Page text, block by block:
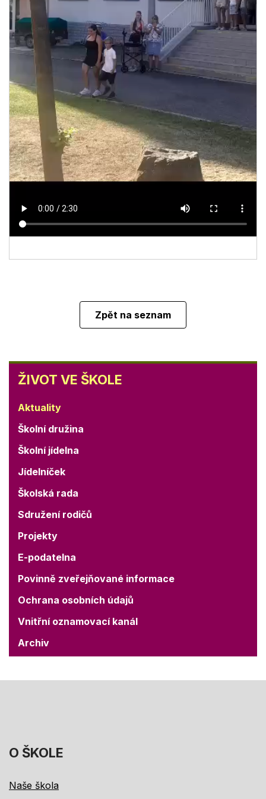
ŽIVOT
VE
ŠKOLE
ŽIVOT VE ŠKOLE
Aktuality
Školní družina
Školní jídelna
Jídelníček
Školská rada
Sdružení rodičů
Projekty
E-podatelna
Povinně zveřejňované informace
Ochrana osobních údajů
Vnitřní oznamovací kanál
Archiv
Zpět na seznam
O ŠKOLE
Naše škola